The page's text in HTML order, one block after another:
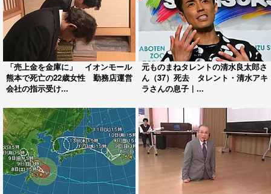
「売上金を金庫に」 イオンモール
熊本で死亡の22歳女性 勤務店運営
会社の指示受け...
元ものまねタレントの清水良太郎さ
ん（37）死去 タレント・清水アキ
ラさんの息子｜...